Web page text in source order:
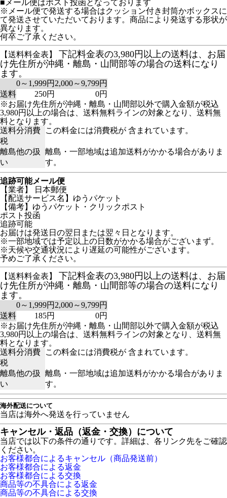
■メール便はポスト投函となっております
※メール便で発送する場合はクッション付き封筒かボックスに
て発送させていただいております。商品により発送する形状が
異なります。
何卒ご了承ください。
【送料料金表】
下記料金表の3,980円以上の送料は、お届
け先住所が沖縄・離島・山間部等の場合の送料になり
ます。
0～1,999円2,000～9,799円
送料
250円
0円
※お届け先住所が沖縄・離島・山間部以外で購入金額が税込
3,980円以上の場合は、送料無料ラインの対象となり、送料無
料となります。
送料分消費
税
この料金には消費税が 含まれています。
離島他の扱
い
離島・一部地域は追加送料がかかる場合がありま
す。
追跡可能メール便
【業者】 日本郵便
【配送サービス名】ゆうパケット
【備考】ゆうパケット・クリックポスト
ポスト投函
追跡可能
お届けは発送日の翌日または翌々日となります。
※一部地域では予定以上の日数がかかる場合がございまず。
※天候や交通状況により遅延の可能性がございます。
予めご了承ください。
【送料料金表】
下記料金表の3,980円以上の送料は、お届
け先住所が沖縄・離島・山間部等の場合の送料になり
ます。
0～1,999円2,000～9,799円
送料
185円
0円
※お届け先住所が沖縄・離島・山間部以外で購入金額が税込
3,980円以上の場合は、送料無料ラインの対象となり、送料無
料となります。
送料分消費
税
この料金には消費税が 含まれています。
離島他の扱
い
離島・一部地域は追加送料がかかる場合がありま
す。
海外配送について
当店は海外へ発送を行っていません
キャンセル・返品（返金・交換）について
当店では以下の条件の通りです。詳細は、各リンク先をご確認
ください。
お客様都合によるキャンセル（商品発送前）
お客様都合による返金
お客様都合による交換
商品等の不具合による返金
商品等の不具合による交換